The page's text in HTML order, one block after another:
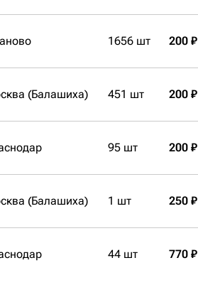
1656 шт 200 ₽
(Балашиха) 451 шт 200 ₽
95 шт 200 ₽
(Балашиха) 1 шт 250 ₽
44 шт 770 ₽